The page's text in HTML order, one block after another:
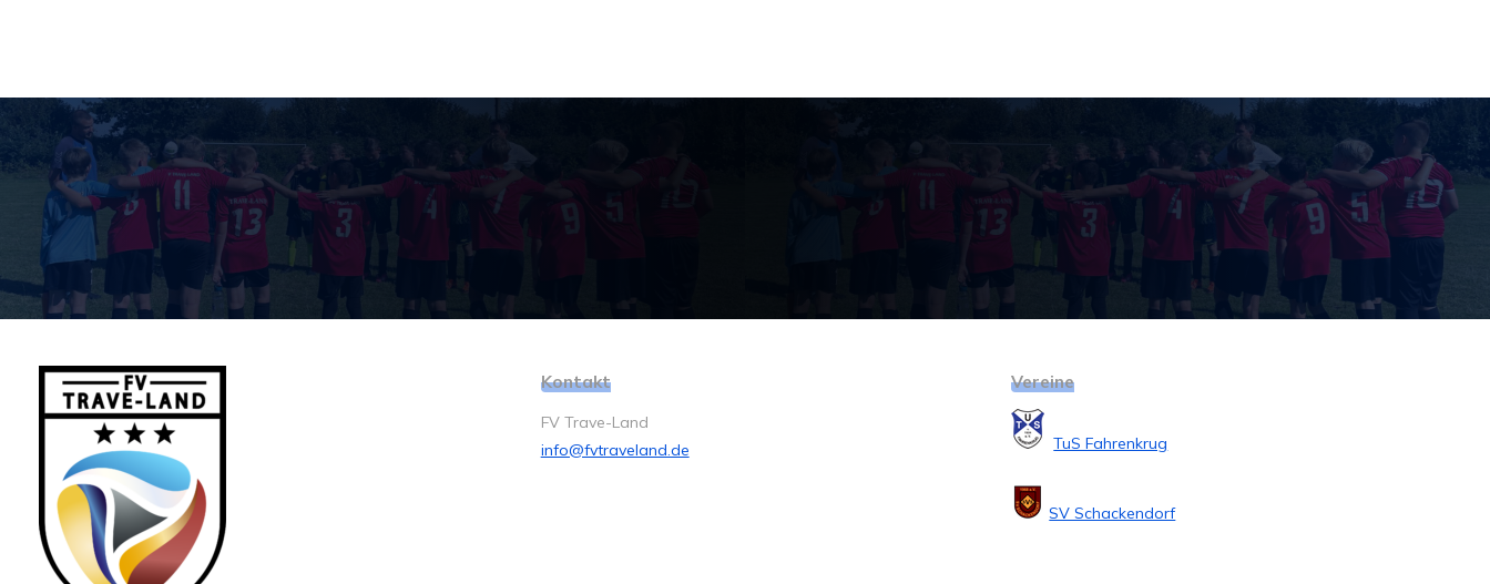
Kontakt
FV Trave-Land
info@fvtraveland.de
Vereine
TuS Fahrenkrug
SV Schackendorf